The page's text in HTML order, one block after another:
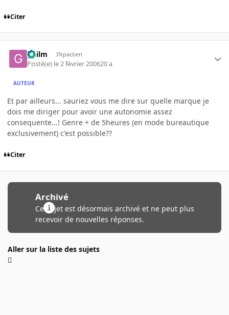
Citer
guilm INpactien
Posté(e) le 2 février 200620 a
AUTEUR
Et par ailleurs... sauriez vous me dire sur quelle marque je
dois me diriger pour avoir une autonomie assez
consequente...! Genre + de 5heures (en mode bureautique
exclusivement) c'est possible??
Citer
Archivé
Ce sujet est désormais archivé et ne peut plus
recevoir de nouvelles réponses.
Aller sur la liste des sujets